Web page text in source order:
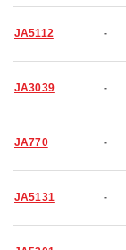
JA5112 -
JA3039 -
JA770 -
JA5131 -